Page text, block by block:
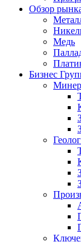
Обзор
Медь
Бизнес